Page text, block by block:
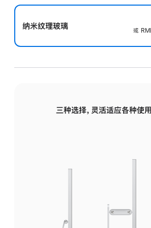
纳米纹理玻璃
或
三种选择，灵活适应各种使用